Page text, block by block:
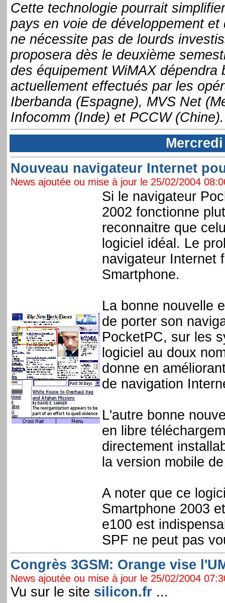
Cette technologie pourrait
pays en voie de développement
ne nécessite pas de lourds
proposera dès le deuxième
des équipement WiMAX
actuellement effectués par les
Iberbanda (Espagne), MVS Net
Infocomm (Inde) et PCCW (Chine).
Nouveau navigateur Internet
News ajoutée ou mise à jour le 25/02/2004
Si le navigateur
2002 fonctionne
reconnaitre que
logiciel idéal. Le
navigateur Internet
Smartphone.
La bonne nouvelle
de porter son
PocketPC, sur les
logiciel au doux
donne en
de navigation
L'autre bonne
en libre
directement
la version mobile
A noter que ce
Smartphone 2003
e100 est
SPF ne peut pas
Congrès 3GSM: Orange vise
News ajoutée ou mise à jour le 25/02/2004
Vu sur le site silicon.fr ...